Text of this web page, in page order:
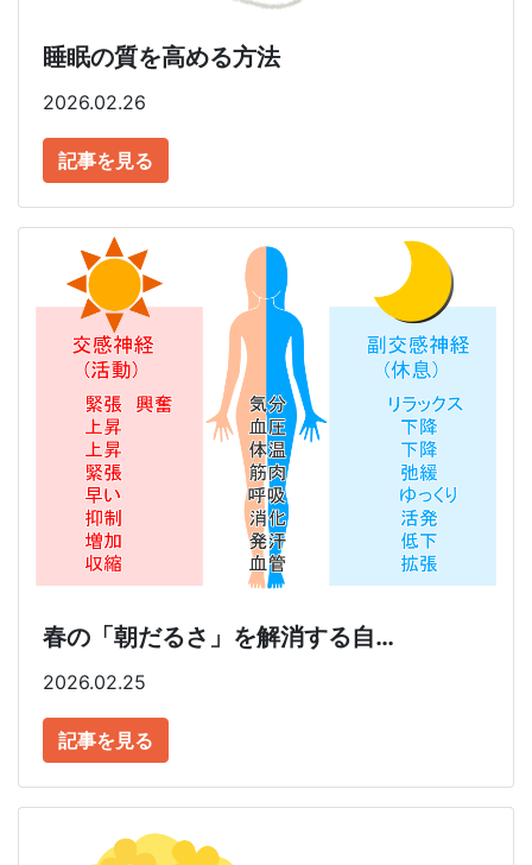
睡眠の質を高める方法
2026.02.26
記事を見る
春の「朝だるさ」を解消する自…
2026.02.25
記事を見る